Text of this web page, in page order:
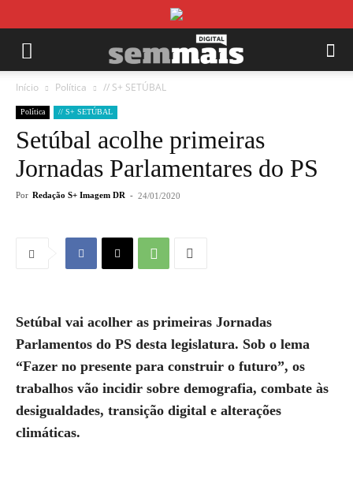
Início Política // S+ SETÚBAL
Política // S+ SETÚBAL
Setúbal acolhe primeiras
Jornadas Parlamentares do PS
Por Redação S+ Imagem DR - 24/01/2020
Setúbal vai acolher as primeiras Jornadas
Parlamentos do PS desta legislatura. Sob o lema
“Fazer no presente para construir o futuro”, os
trabalhos vão incidir sobre demografia, combate às
desigualdades, transição digital e alterações
climáticas.